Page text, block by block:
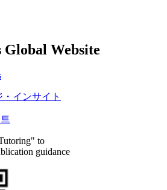
Website
・インサイト
to
guidance